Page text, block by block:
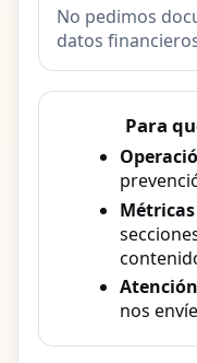
No pedimos
datos
Para
Atención
nos